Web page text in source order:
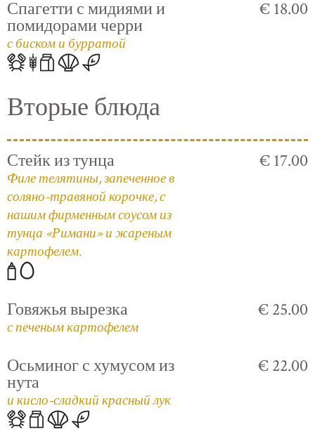
Спагетти с мидиями и
помидорами черри
с биском и бурратой
€ 18.00
Вторые блюда
Стейк из тунца
Филе телятины, запеченное в
соляно-травяной корочке, с
нашим фирменным соусом из
тунца «Римани» и жареным
картофелем.
€ 17.00
Говяжья вырезка
с печеным картофелем
€ 25.00
Осьминог с хумусом из
нута
и кисло-сладкий красный лук
€ 22.00